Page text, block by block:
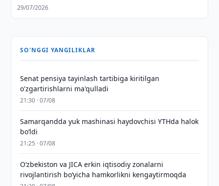
29/07/2026
SO'NGGI YANGILIKLAR
Senat pensiya tayinlash tartibiga kiritilgan
o'zgartirishlarni ma'qulladi
21:30 · 07/08
Samarqandda yuk mashinasi haydovchisi YTHda halok
bo‘ldi
21:25 · 07/08
Oʻzbekiston va JICA erkin iqtisodiy zonalarni
rivojlantirish boʻyicha hamkorlikni kengaytirmoqda